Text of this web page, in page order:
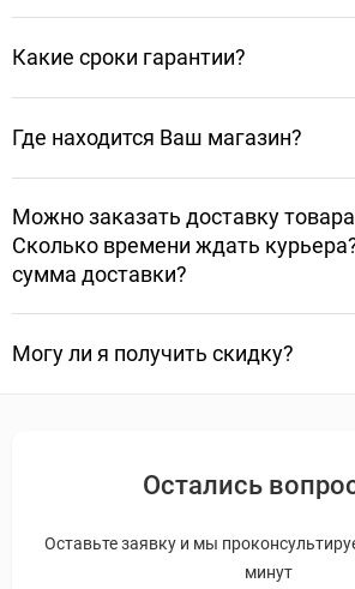
Какие сроки гарантии?
Где находится Ваш магазин?
Можно заказать доставку
Сколько времени ждать
сумма доставки?
Могу ли я получить скидку?
Остались
Оставьте заявку и мы
минут